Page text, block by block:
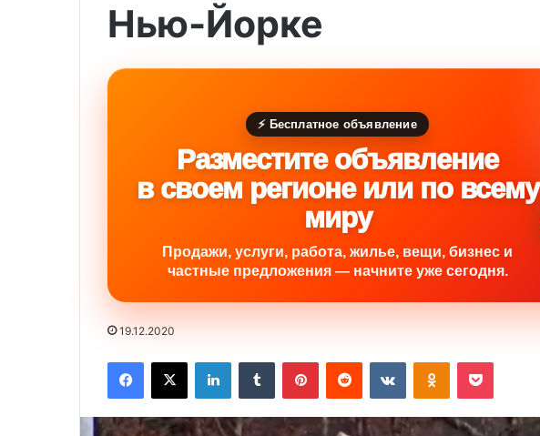
Нью-Йорке
⚡ Бесплатное объявление
Разместите объявление
в своем регионе или по всему
миру
Продажи, услуги, работа, жилье, вещи, бизнес и
частные предложения — начните уже сегодня.
19.12.2020